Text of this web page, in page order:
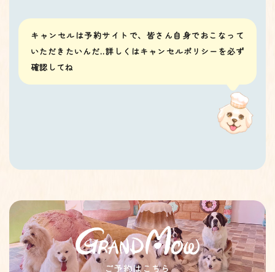
キャンセルは予約サイトで、皆さん自身でおこなって
いただきたいんだ..詳しくはキャンセルポリシーを必ず
確認してね
ご予約はこちら